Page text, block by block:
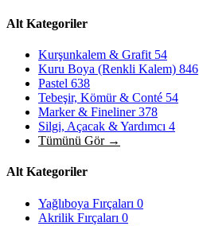
Alt Kategoriler
Kurşunkalem & Grafit 54
Kuru Boya (Renkli Kalem) 846
Pastel 638
Tebeşir, Kömür & Conté 54
Marker & Fineliner378
Silgi, Açacak & Yardımcı 4
Tümünü Gör →
Alt Kategoriler
Yağlıboya Fırçaları 0
Akrilik Fırçaları 0